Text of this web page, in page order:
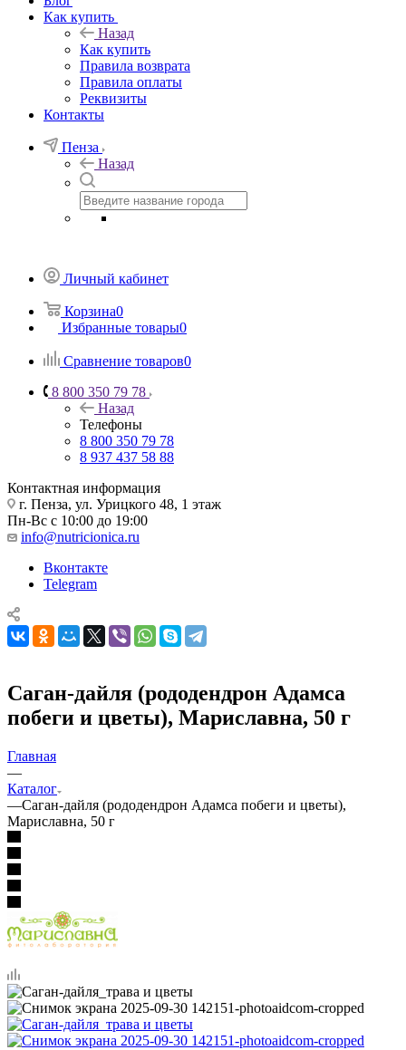
Как купить
Назад
Как купить
Правила возврата
Правила оплаты
Реквизиты
Контакты
Пенза
Назад
Личный кабинет
Корзина0
Избранные товары0
Сравнение товаров0
8 800 350 79 78
Назад
Телефоны
8 800 350 79 78
8 937 437 58 88
Контактная информация
г. Пенза, ул. Урицкого 48, 1 этаж
Пн-Вс с 10:00 до 19:00
info@nutricionica.ru
Вконтакте
Telegram
Саган-дайля (рододендрон Адамса
побеги и цветы), Мариславна, 50 г
Главная
—
Каталог
—Саган-дайля (рододендрон Адамса побеги и цветы),
Мариславна, 50 г